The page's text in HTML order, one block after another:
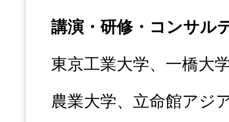
講演・研修・コンサル
東京工業大学、一橋大
農業大学、立命館アジ